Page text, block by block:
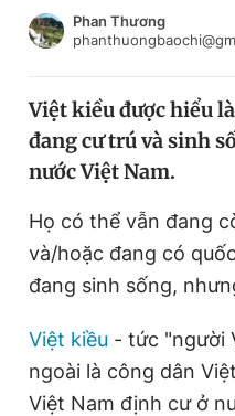
Chuyên mục khác
Tin thị trường
Sản phẩm khác
Tiện ích
Thông tin tòa soạn
Tin đã xem
Đăng xuất
Phan Thương
Việt kiều được hiểu
đang cư trú và sinh
nước Việt Nam.
Họ có thể vẫn đang
và/hoặc đang có
đang sinh sống,
Việt kiều - tức "người
ngoài là công dân
Việt Nam định cư ở